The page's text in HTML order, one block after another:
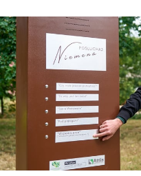
Kliknij, aby zobaczyć galerię
Kliknij, aby powiększyć